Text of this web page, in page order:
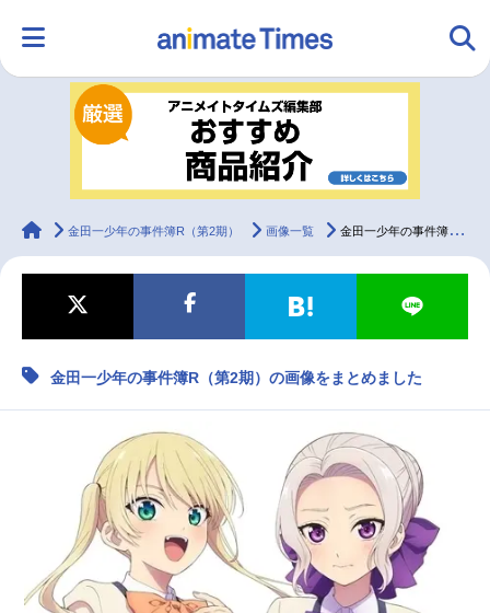
ランキング アニメ
ラジオ
マンガ・ラノベ ゲーム・アプリ 音楽 コスプレ
2.5次元 配信・Vtuber トレンド 無料マンガ
アニメ記事一覧 声優記事一覧
アニメ映画一覧 実写化映画一覧
今期アニメ曜日別一覧
animateTimes
金田一少年の事件簿R（第2期） 画像一覧 金田一少年の事件簿R（第2期）の画像をまとめました
金田一少年の事件簿R（第2期）の画像をまとめました